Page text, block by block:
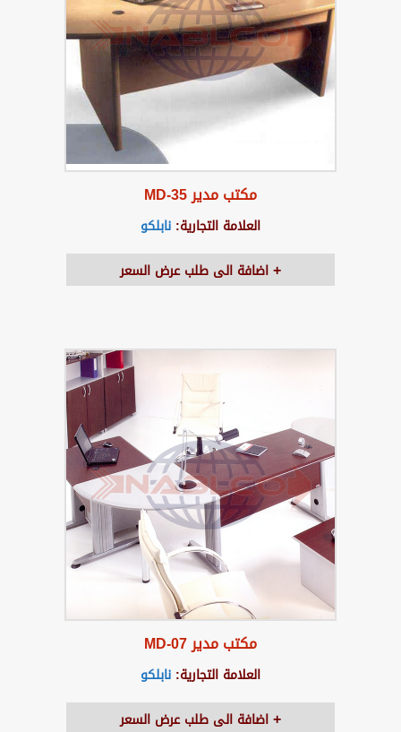
مكتب مدير MD-35
العلامة التجارية: نابلكو
اضافة الى طلب عرض السعر
مكتب مدير MD-07
العلامة التجارية: نابلكو
اضافة الى طلب عرض السعر